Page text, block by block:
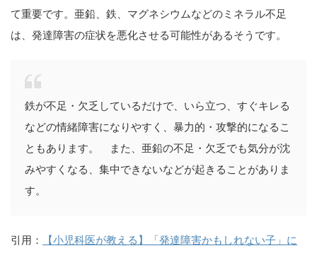
て重要です。亜鉛、鉄、マグネシウムなどのミネラル不足
は、発達障害の症状を悪化させる可能性があるそうです。
鉄が不足・欠乏しているだけで、いら立つ、すぐキレる
などの情緒障害になりやすく、暴力的・攻撃的になるこ
ともあります。 また、亜鉛の不足・欠乏でも気分が沈
みやすくなる、集中できないなどが起きることがありま
す。
引用：
【小児科医が教える】「発達障害かもしれない子」に